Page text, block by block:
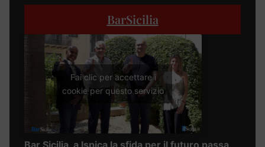
BarSicilia
Fai clic per accettare i
cookie per questo servizio